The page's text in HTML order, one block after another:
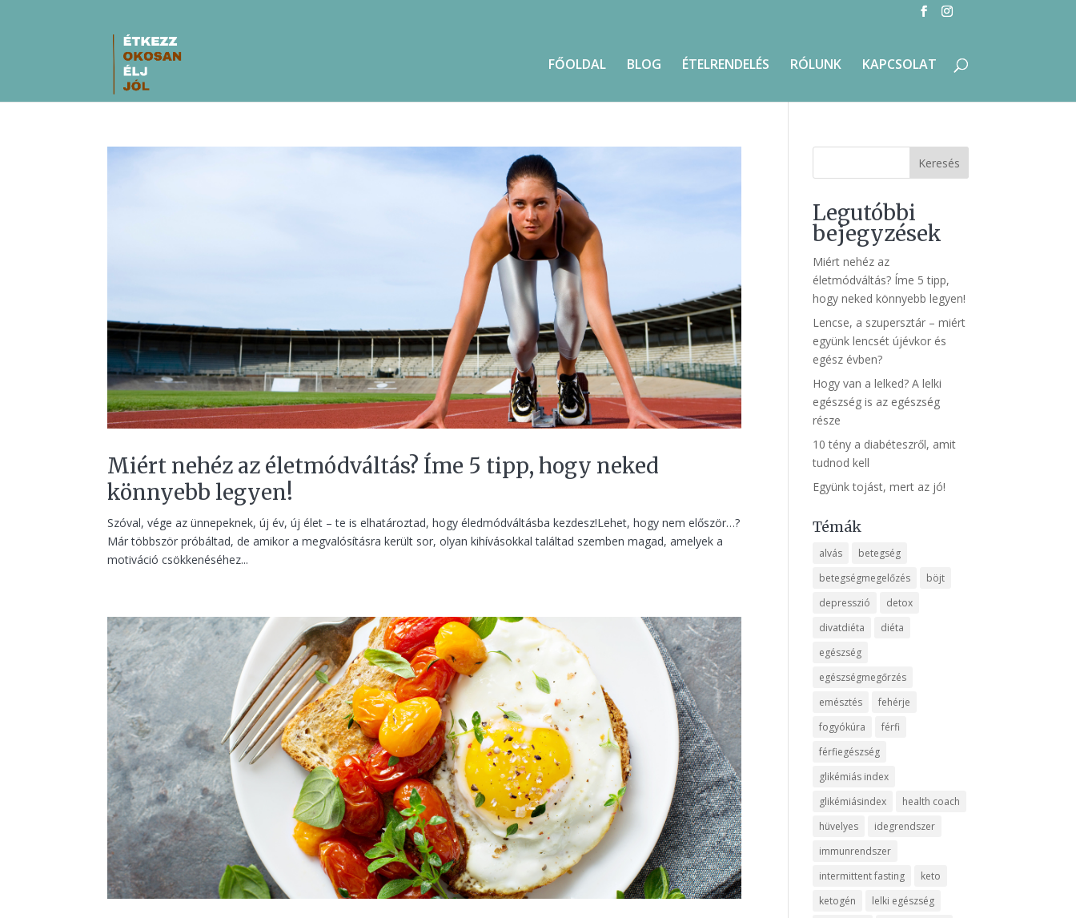
FŐOLDAL BLOG ÉTELRENDELÉS RÓLUNK KAPCSOLAT
Miért nehéz az életmódváltás? Íme 5 tipp, hogy neked
könnyebb legyen!
Szóval, vége az ünnepeknek, új év, új élet – te is elhatároztad, hogy éledmódváltásba kezdesz!Lehet, hogy nem először…?
Már többször próbáltad, de amikor a megvalósításra került sor, olyan kihívásokkal találtad szemben magad, amelyek a
motiváció csökkenéséhez...
Keresés
Legutóbbi
bejegyzések
Miért nehéz az
életmódváltás? Íme 5 tipp,
hogy neked könnyebb legyen!
Lencse, a szupersztár – miért
együnk lencsét újévkor és
egész évben?
Hogy van a lelked? A lelki
egészség is az egészség
része
10 tény a diabéteszről, amit
tudnod kell
Együnk tojást, mert az jó!
Témák
alvás
betegség
betegségmegelőzés
böjt
depresszió
detox
divatdiéta
diéta
egészség
egészségmegőrzés
emésztés
fehérje
fogyókúra
férfi
férfiegészség
glikémiás index
glikémiásindex
health coach
hüvelyes
idegrendszer
immunrendszer
intermittent fasting
keto
ketogén
lelki egészség